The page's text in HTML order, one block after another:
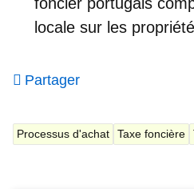
locale sur les
Partager
Processus d'achat Taxe foncière